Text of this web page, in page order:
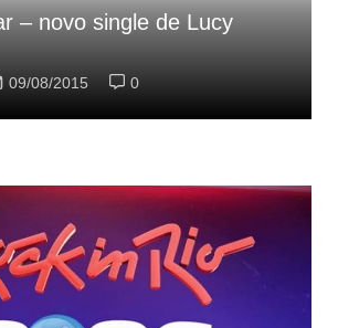
– novo single de Lucy
09/08/2015 0